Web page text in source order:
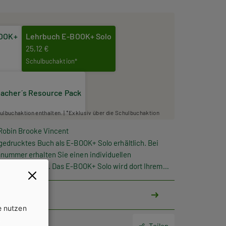
Lehrbuch E-BOOK+ Solo
25,12 €
Schulbuchaktion*
Resource Pack
enthalten. | *Exklusiv über die Schulbuchaktion
Brooke Vincent
Buch als E-BOOK+ Solo erhältlich. Bei
erhalten Sie einen individuellen
werden. Das E-BOOK+ Solo wird dort Ihrem
nutzen